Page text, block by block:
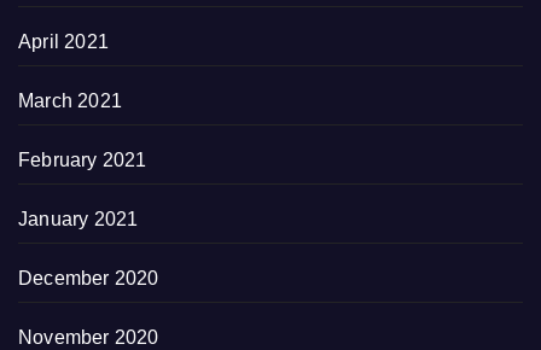
April 2021
March 2021
February 2021
January 2021
December 2020
November 2020